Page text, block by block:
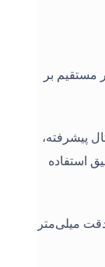
مستقیم بر
پیشرفته،
استفاده
میلی‌متری